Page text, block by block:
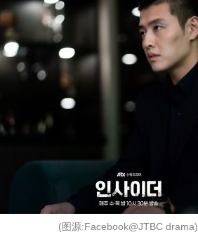
(图源:Facebook@JTBC drama)